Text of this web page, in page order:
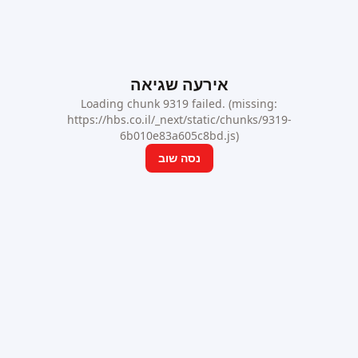
אירעה שגיאה
Loading chunk 9319 failed. (missing:
https://hbs.co.il/_next/static/chunks/9319-
6b010e83a605c8bd.js)